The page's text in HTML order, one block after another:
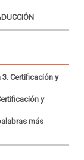
Certificación y
y
más